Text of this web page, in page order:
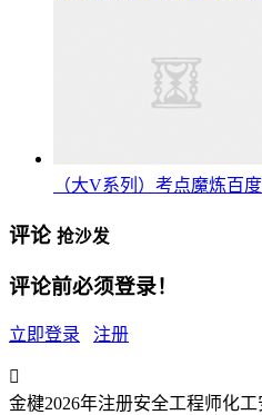
（大V系列）考点魔炼百
评论 抢沙发
评论前必须登录！
立即登录 注册

金楗2026年注册安全工程师化